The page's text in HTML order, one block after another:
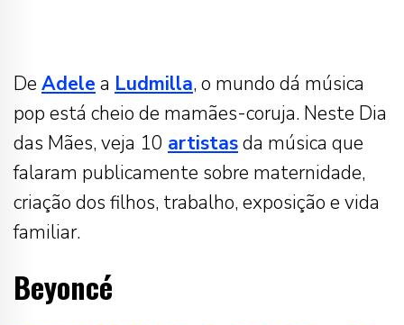
De Adele a Ludmilla, o mundo dá música
pop está cheio de mamães-coruja. Neste Dia
das Mães, veja 10 artistasda música que
falaram publicamente sobre maternidade,
criação dos filhos, trabalho, exposição e vida
familiar.
Beyoncé